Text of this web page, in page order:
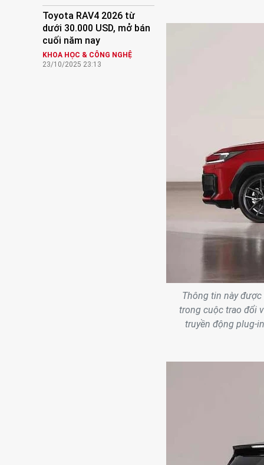
Toyota RAV4 2026 từ
dưới 30.000 USD, mở bán
cuối năm nay
KHOA HỌC & CÔNG NGHỆ
23/10/2025 23:13
Thông tin này
trong cuộc trao đổi
truyền động plug-